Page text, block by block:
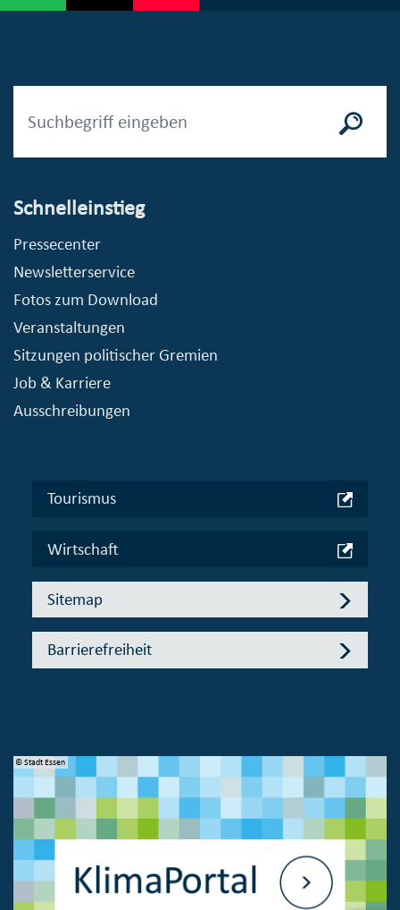
Schnelleinstieg
Pressecenter
Newsletterservice
Fotos zum Download
Veranstaltungen
Sitzungen politischer Gremien
Job & Karriere
Ausschreibungen
Tourismus
Wirtschaft
Sitemap
Barrierefreiheit
© Stadt Essen